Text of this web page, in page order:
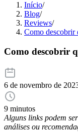
Início/
Blog/
Reviews/
Como descobrir
Como descobrir
6 de novembro de
9 minutos
Alguns links podem
análises ou